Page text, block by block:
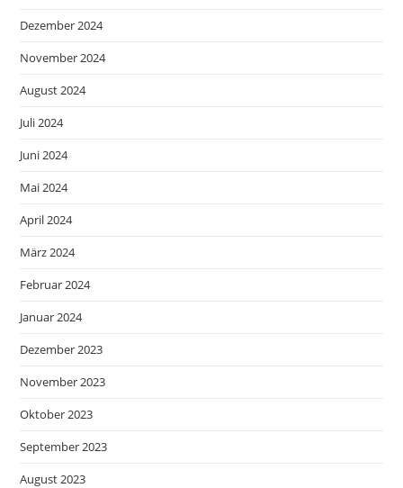
Dezember 2024
November 2024
August 2024
Juli 2024
Juni 2024
Mai 2024
April 2024
März 2024
Februar 2024
Januar 2024
Dezember 2023
November 2023
Oktober 2023
September 2023
August 2023